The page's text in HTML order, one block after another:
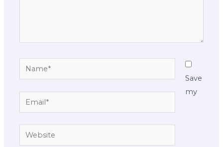
Name*
Email*
Website
Save
my